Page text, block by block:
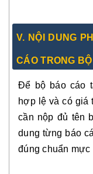
V. NỘI DUNG
CÁO TRONG
Để bộ báo cáo
hợp lệ và có giá
cần nộp đủ tên
dung từng báo
đúng chuẩn mực